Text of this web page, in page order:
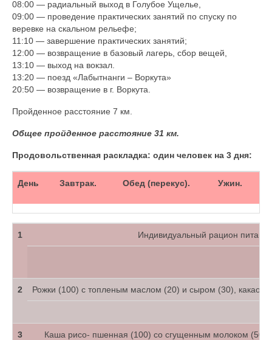
08:00 — радиальный выход в Голубое Ущелье,
09:00 — проведение практических занятий по спуску по
веревке на скальном рельефе;
11:10 — завершение практических занятий;
12:00 — возвращение в базовый лагерь, сбор вещей,
13:10 — выход на вокзал.
13:20 — поезд «Лабытнанги – Воркута»
20:50 — возвращение в г. Воркута.
Пройденное расстояние 7 км.
Общее пройденное расстояние 31 км.
Продовольственная раскладка: один человек на 3 дня:
День Завтрак. Обед (перекус). Ужин.
1 Индивидуальный рацион
2 Рожки (100) с топленым маслом (20) и сыром (30),
3 Каша рисо- пшенная (100) со сгущенным молоком (50),